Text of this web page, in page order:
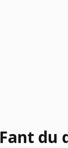
Fant du